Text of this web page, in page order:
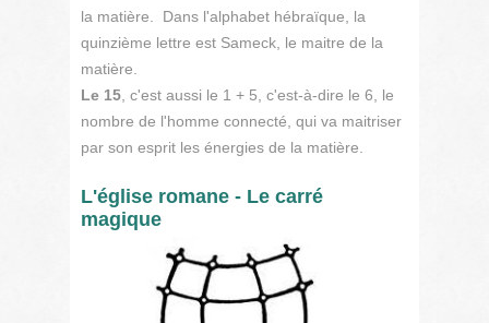
la matière. Dans l'alphabet hébraïque, la
quinzième lettre est Sameck, le maitre de la
matière.
Le 15 , c'est aussi le 1 + 5, c'est-à-dire le 6, le
nombre de l'homme connecté, qui va maitriser
par son esprit les énergies de la matière.
L'église romane - Le carré
magique